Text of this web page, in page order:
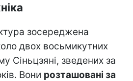
зосереджена
двох восьмикутних
Сіньцзяні, зведених за
Вони розташовані за